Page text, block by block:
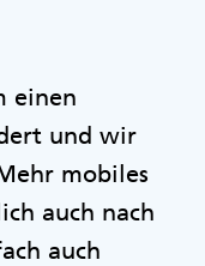
einen
und wir
mobiles
auch nach
auch